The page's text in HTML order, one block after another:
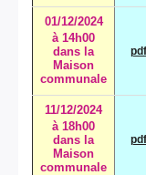
01/12/2024
à 14h00
dans la
Maison
communale
pdf
11/12/2024
à 18h00
dans la
Maison
communale
pdf